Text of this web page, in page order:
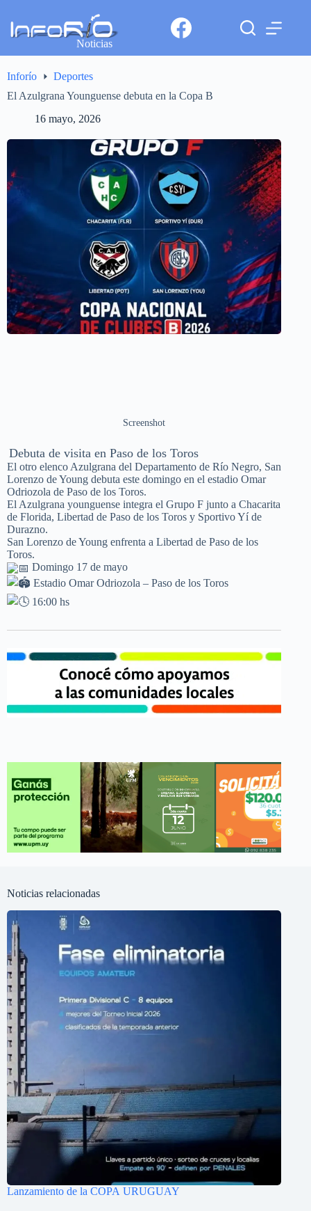
Noticias
Inforío
Deportes
El Azulgrana Younguense debuta en la Copa B
16 mayo, 2026
Screenshot
Debuta de visita en Paso de los Toros
El otro elenco Azulgrana del Departamento de Río Negro, San
Lorenzo de Young debuta este domingo en el estadio Omar
Odriozola de Paso de los Toros.
El Azulgrana younguense integra el Grupo F junto a Chacarita
de Florida, Libertad de Paso de los Toros y Sportivo Yí de
Durazno.
San Lorenzo de Young enfrenta a Libertad de Paso de los
Toros.
Domingo 17 de mayo
Estadio Omar Odriozola – Paso de los Toros
16:00 hs
Noticias relacionadas
Lanzamiento de la COPA URUGUAY